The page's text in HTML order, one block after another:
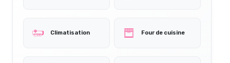
Climatisation Four de cuisine